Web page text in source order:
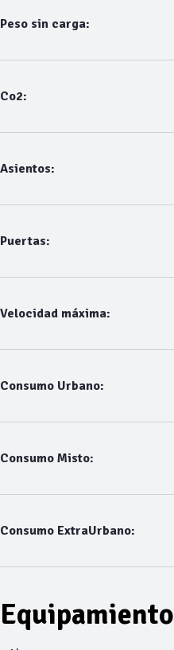
Peso sin carga:
Co2:
Asientos:
Puertas:
Velocidad máxima:
Consumo Urbano:
Consumo Misto:
Consumo ExtraUrbano:
Equipamiento